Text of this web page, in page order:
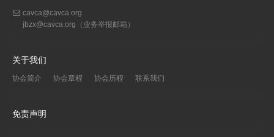
cavca@cavca.org
jbzx@cavca.org （业务举报邮箱）
关于我们
协会简介 协会章程 协会历程 联系我们
免责声明